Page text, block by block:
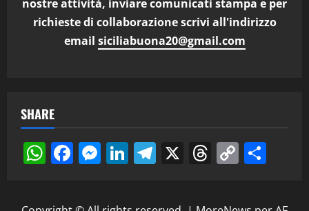
nostre attività, inviare comunicati stampa e per
richieste di collaborazione scrivi all'indirizzo
email siciliabuona20@gmail.com
SHARE
WhatsApp
Facebook
Messenger
LinkedIn
Telegram
X Threads
Copy